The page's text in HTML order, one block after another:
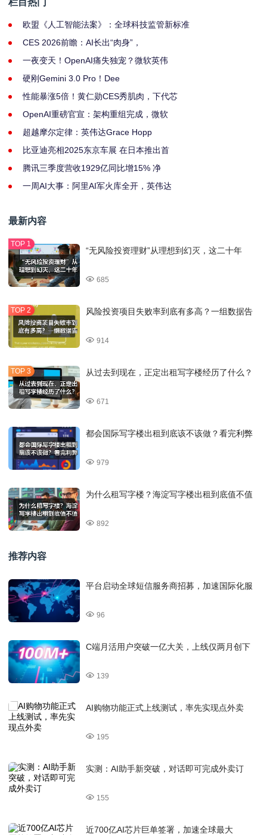
欧盟《人工智能法案》：全球科技监管新标准
CES 2026前瞻：AI长出“肉身”，
一夜变天！OpenAI痛失独宠？微软英伟
硬刚Gemini 3.0 Pro！Dee
性能暴涨5倍！黄仁勋CES秀肌肉，下代芯
OpenAI重磅官宣：架构重组完成，微软
超越摩尔定律：英伟达Grace Hopp
比亚迪亮相2025东京车展 在日本推出首
腾讯三季度营收1929亿同比增15% 净
一周AI大事：阿里AI军火库全开，英伟达
最新内容
“无风险投资理财”从理想到幻灭，这二十年
685
风险投资项目失败率到底有多高？一组数据告
914
从过去到现在，正定出租写字楼经历了什么？
671
都会国际写字楼出租到底该不该做？看完利弊
979
为什么租写字楼？海淀写字楼出租到底值不值
892
推荐内容
平台启动全球短信服务商招募，加速国际化服
96
C端月活用户突破一亿大关，上线仅两月创下
139
AI购物功能正式上线测试，率先实现点外卖
195
实测：AI助手新突破，对话即可完成外卖订
155
近700亿AI芯片巨单签署，加速全球最大